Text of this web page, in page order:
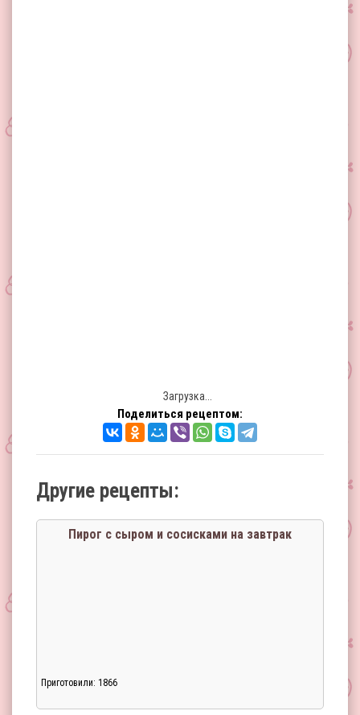
Загрузка...
Поделиться рецептом:
Другие рецепты:
Пирог с сыром и сосисками на завтрак
Приготовили: 1866